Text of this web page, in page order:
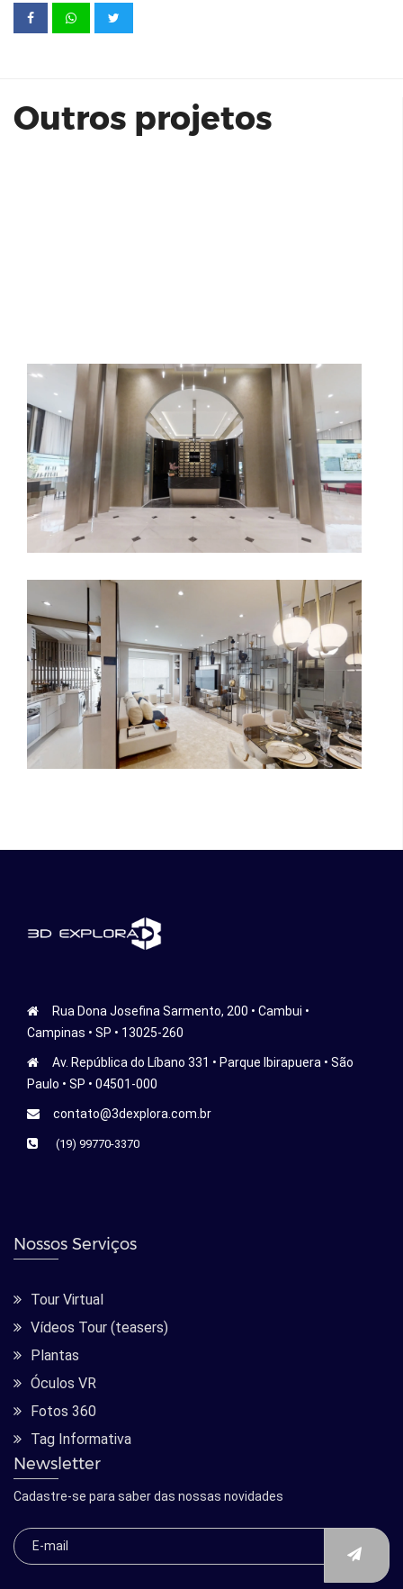
Outros projetos
Safira Condomínio Clube| BB
N.A.U. VILA MARIANA DECORADO 64
M² - CYRELA
Rua Dona Josefina Sarmento, 200 • Cambui •
Campinas • SP • 13025-260
Av. República do Líbano 331 • Parque Ibirapuera • São
Paulo • SP • 04501-000
contato@3dexplora.com.br
(19) 99770-3370
Nossos Serviços
Tour Virtual
Vídeos Tour (teasers)
Plantas
Óculos VR
Fotos 360
Tag Informativa
Newsletter
Cadastre-se para saber das nossas novidades